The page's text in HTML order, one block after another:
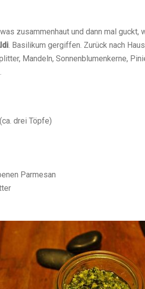
zusammenhaut und dann mal guckt,
. Basilikum gergiffen. Zurück nach
Mandeln, Sonnenblumenkerne,
drei Töpfe)
Parmesan